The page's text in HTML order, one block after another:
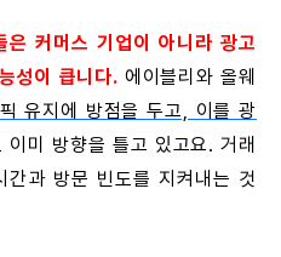
커머스 기업이 아니라 광고
성이 큽니다. 에이블리와 올웨
유지에 방점을 두고, 이를 광
이미 방향을 틀고 있고요. 거래
과 방문 빈도를 지켜내는 것